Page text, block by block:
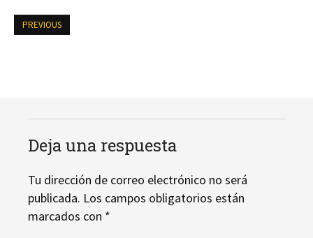
PREVIOUS
Deja una respuesta
Tu dirección de correo electrónico no será
publicada. Los campos obligatorios están
marcados con *